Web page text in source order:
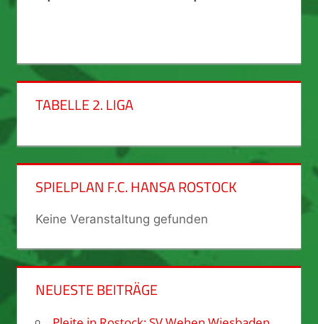
TABELLE 2. LIGA
SPIELPLAN F.C. HANSA ROSTOCK
Keine Veranstaltung gefunden
NEUESTE BEITRÄGE